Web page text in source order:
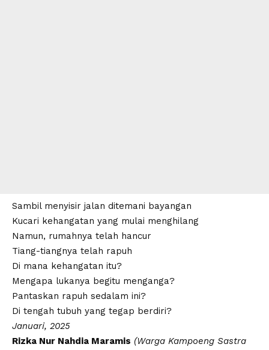
Sambil menyisir jalan ditemani bayangan
Kucari kehangatan yang mulai menghilang
Namun, rumahnya telah hancur
Tiang-tiangnya telah rapuh
Di mana kehangatan itu?
Mengapa lukanya begitu menganga?
Pantaskan rapuh sedalam ini?
Di tengah tubuh yang tegap berdiri?
Januari, 2025
Rizka Nur Nahdia Maramis (Warga Kampoeng Sastra